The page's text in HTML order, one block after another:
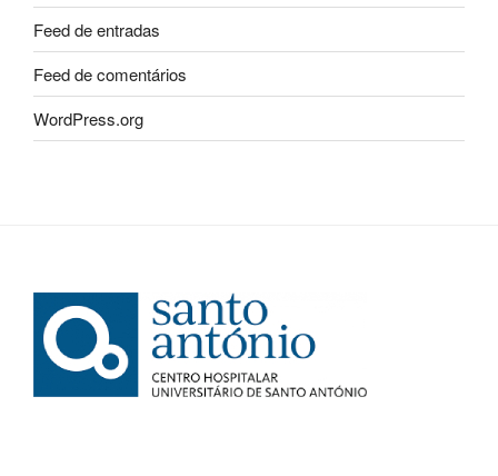
Feed de entradas
Feed de comentários
WordPress.org